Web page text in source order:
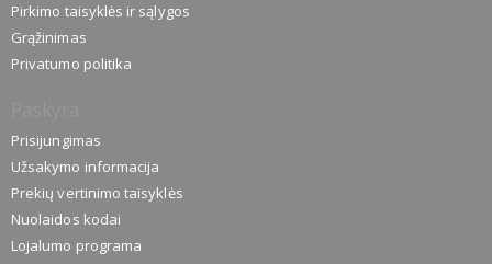
Pirkimo taisyklės ir sąlygos
Grąžinimas
Privatumo politika
Prisijungimas
Užsakymo informacija
Prekių vertinimo taisyklės
Nuolaidos kodai
Lojalumo programa